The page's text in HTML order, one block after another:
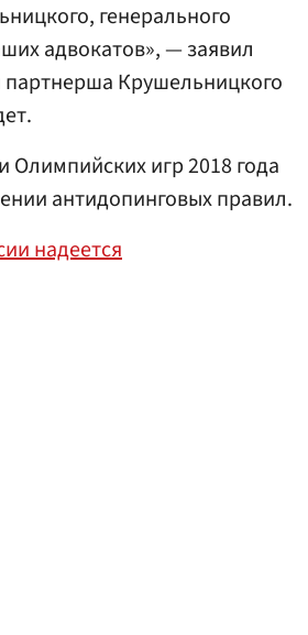
генерального
адвокатов», — заявил
партнерша Крушельницкого
игр 2018 года
антидопинговых правил.
надеется